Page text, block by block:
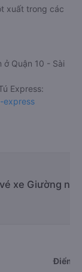
xuất trong các
ở Quận 10 - Sài
Express:
express
xe Giường
Điểm